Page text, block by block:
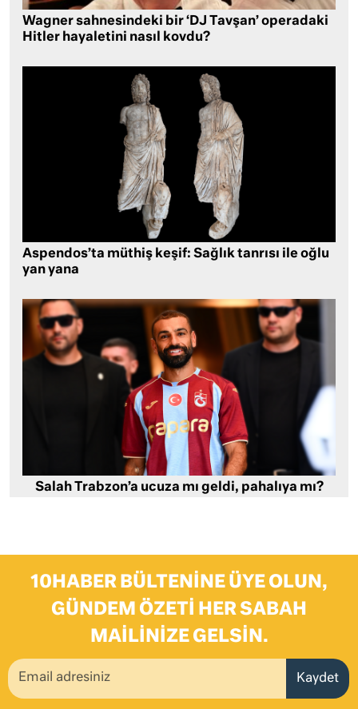
Wagner sahnesindeki bir ‘DJ Tavşan’ operadaki
Hitler hayaletini nasıl kovdu?
Aspendos’ta müthiş keşif: Sağlık tanrısı ile oğlu
yan yana
Salah Trabzon’a ucuza mı geldi, pahalıya mı?
10HABER BÜLTENINE ÜYE OLUN,
GÜNDEM ÖZETI HER SABAH
MAILINIZE GELSIN.
Kaydet